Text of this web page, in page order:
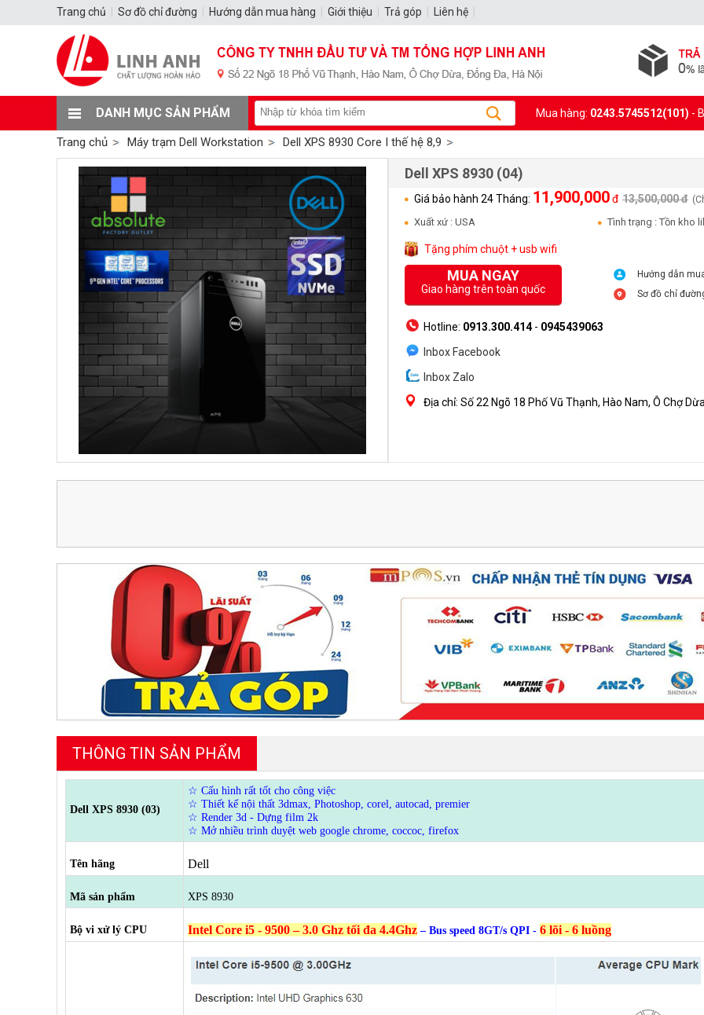
DANH MỤC SẢN PHẨM Mua hàng: 0243.5745512(101) -
Trang chủ Máy trạm Dell Workstation Dell XPS 8930 Core I thế hệ 8,9
Dell XPS 8930 (04)
Giá bảo hành 24 Tháng: 11,900,000đ 13,500,000 đ
Xuất xứ : USA Tình trạng : Tồn kho
Tặng phím chuột + usb wifi
Hướng dẫn
Sơ đồ chỉ
MUA NGAY
Giao hàng trên toàn quốc
Hotline: 0913.300.414- 0945439063
Inbox Facebook
Inbox Zalo
Địa chỉ: Số 22 Ngõ 18 Phố Vũ Thạnh, Hào Nam, Ô Chợ
THÔNG TIN SẢN PHẨM
Dell XPS 8930 (03)
☆ Cấu hình rất tốt cho công việc
☆ Thiết kế nội thất 3dmax, Photoshop, corel, autocad, premier
☆ Render 3d - Dựng film 2k
☆ Mở nhiều trình duyệt web google chrome, coccoc, firefox
Tên hãng Dell
Mã sản phẩm XPS 8930
Bộ vi xử lý CPU Intel Core i5 - 9500 – 3.0 Ghz tối đa 4.4Ghz – Bus speed 8GT/s QPI - 6 lõi - 6 luồng
Trang chủ Sơ đồ chỉ đường Hướng dẫn mua hàng Giới thiệu Trả góp Liên hệ